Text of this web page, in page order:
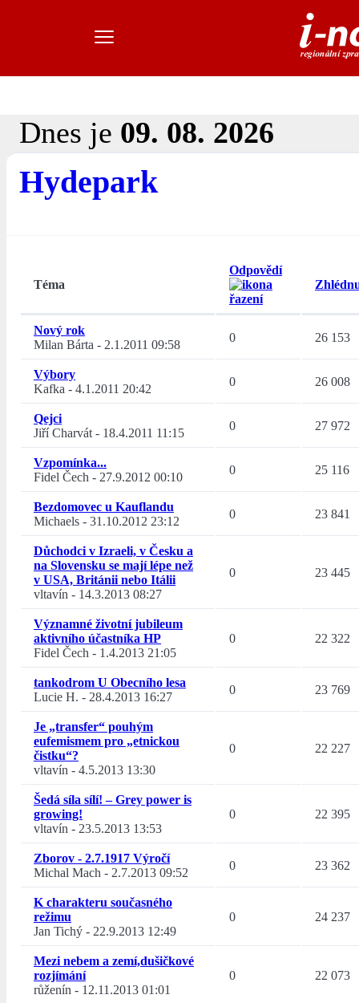
Dnes je 09. 08. 2026
Hydepark
Téma
Odpovědí
Nový rok
Milan Bárta - 2.1.2011 09:58
0 26 153
Výbory
Kafka - 4.1.2011 20:42
0 26 008
Qejci
Jiří Charvát- 18.4.2011 11:15
0 27 972
Vzpomínka...
Fidel Čech - 27.9.2012 00:10
0 25 116
Bezdomovec u Kauflandu
Michaels - 31.10.2012 23:12
0 23 841
Důchodci v Izraeli, v Česku a
na Slovensku se mají lépe než
v USA, Británii nebo Itálii
vltavín - 14.3.2013 08:27
0 23 445
Významné životní jubileum
aktivního účastníka HP
Fidel Čech - 1.4.2013 21:05
0 22 322
tankodrom U Obecního lesa
Lucie H. - 28.4.2013 16:27
0 23 769
Je „transfer“ pouhým
eufemismem pro „etnickou
čistku“?
vltavín - 4.5.2013 13:30
0 22 227
Šedá síla sílí! – Grey power is
growing!
vltavín - 23.5.2013 13:53
0 22 395
Zborov - 2.7.1917 Výročí
Michal Mach - 2.7.2013 09:52
0 23 362
K charakteru současného
režimu
Jan Tichý - 22.9.2013 12:49
0 24 237
Mezi nebem a zemí,dušičkové
rozjímání
růženín - 12.11.2013 01:01
0 22 073